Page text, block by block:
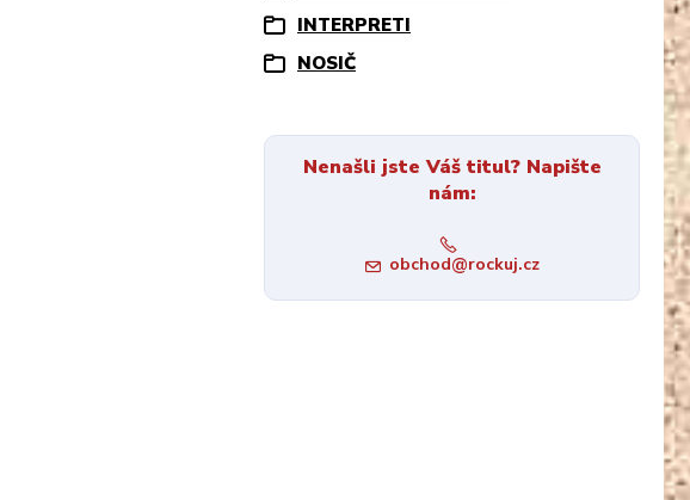
INTERPRETI
NOSIČ
Nenašli jste Váš titul? Napište
nám:
obchod@rockuj.cz